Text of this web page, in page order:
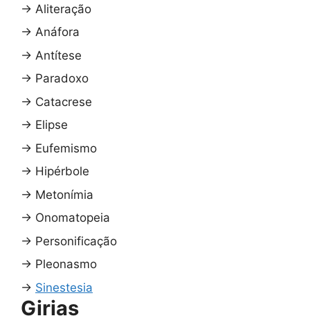
→ Aliteração
→ Anáfora
→ Antítese
→ Paradoxo
→ Catacrese
→ Elipse
→ Eufemismo
→ Hipérbole
→ Metonímia
→ Onomatopeia
→ Personificação
→ Pleonasmo
→ Sinestesia
Girias